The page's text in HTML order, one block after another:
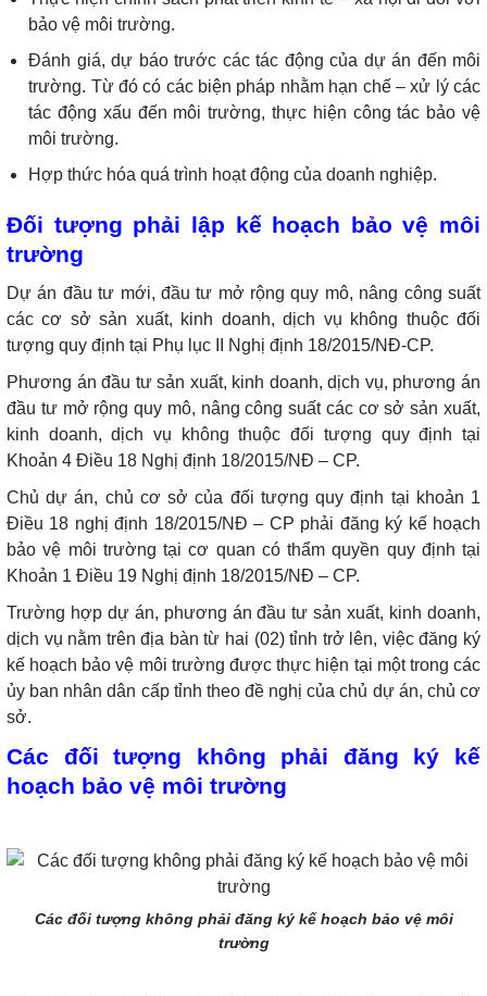
bảo vệ môi trường.
Đánh giá, dự báo trước các tác động của dự án đến môi
trường. Từ đó có các biện pháp nhằm hạn chế – xử lý các
tác động xấu đến môi trường, thực hiện công tác bảo vệ
môi trường.
Hợp thức hóa quá trình hoạt động của doanh nghiệp.
Đối tượng phải lập kế hoạch bảo vệ môi
trường
Dự án đầu tư mới, đầu tư mở rộng quy mô, nâng công suất
các cơ sở sản xuất, kinh doanh, dịch vụ không thuộc đối
tượng quy định tại Phụ lục II Nghị định 18/2015/NĐ-CP.
Phương án đầu tư sản xuất, kinh doanh, dịch vụ, phương án
đầu tư mở rộng quy mô, nâng công suất các cơ sở sản xuất,
kinh doanh, dịch vụ không thuộc đối tượng quy định tại
Khoản 4 Điều 18 Nghị định 18/2015/NĐ – CP.
Chủ dự án, chủ cơ sở của đối tượng quy định tại khoản 1
Điều 18 nghị định 18/2015/NĐ – CP phải đăng ký kế hoạch
bảo vệ môi trường tại cơ quan có thẩm quyền quy định tại
Khoản 1 Điều 19 Nghị định 18/2015/NĐ – CP.
Trường hợp dự án, phương án đầu tư sản xuất, kinh doanh,
dịch vụ nằm trên địa bàn từ hai (02) tỉnh trở lên, việc đăng ký
kế hoạch bảo vệ môi trường được thực hiện tại một trong các
ủy ban nhân dân cấp tỉnh theo đề nghị của chủ dự án, chủ cơ
sở.
Các đối tượng không phải đăng ký kế
hoạch bảo vệ môi trường
Các đối tượng không phải đăng ký kế hoạch bảo vệ môi
trường